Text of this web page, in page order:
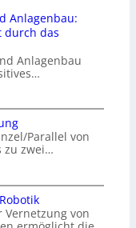
Anlagenbau:
durch das
Anlagenbau
Parallel von
zu zwei…
von